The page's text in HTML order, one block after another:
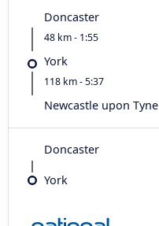
Doncaster
48 km - 1:55
York
118 km - 5:37
Newcastle upon Tyne
Doncaster
York